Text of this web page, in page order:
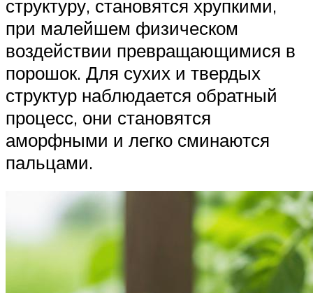
структуру, становятся хрупкими,
при малейшем физическом
воздействии превращающимися в
порошок. Для сухих и твердых
структур наблюдается обратный
процесс, они становятся
аморфными и легко сминаются
пальцами.